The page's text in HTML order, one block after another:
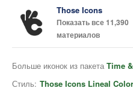
Those Icons
Показать все 11,390
материалов
Больше иконок из пакета Time
Стиль: Those Icons Lineal Color